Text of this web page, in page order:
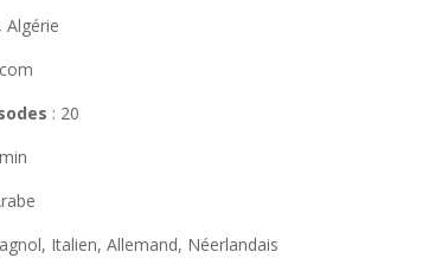
Algérie
: 20
Italien, Allemand, Néerlandais